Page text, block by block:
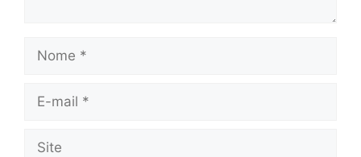
mail